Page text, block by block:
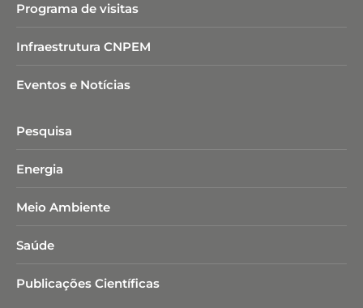
Programa de visitas
Infraestrutura CNPEM
Eventos e Notícias
Pesquisa
Energia
Meio Ambiente
Saúde
Publicações Científicas